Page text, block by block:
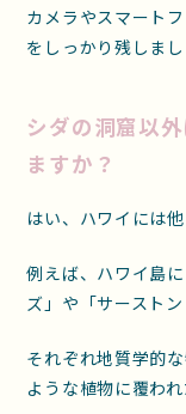
カメラやスマート
をしっかり残しまし
シダの洞窟以
ますか？
はい、ハワイには
例えば、ハワイ島
ズ」や「サースト
それぞれ地質学的
ような植物に覆わ